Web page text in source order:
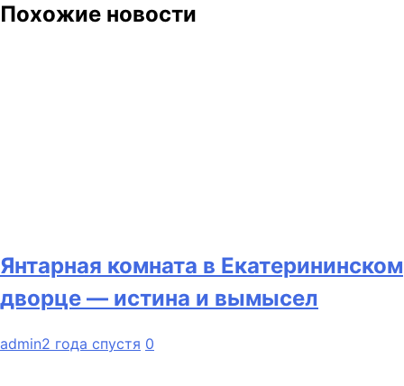
Похожие новости
Янтарная комната в Екатерининском
дворце — истина и вымысел
admin2 года спустя 0